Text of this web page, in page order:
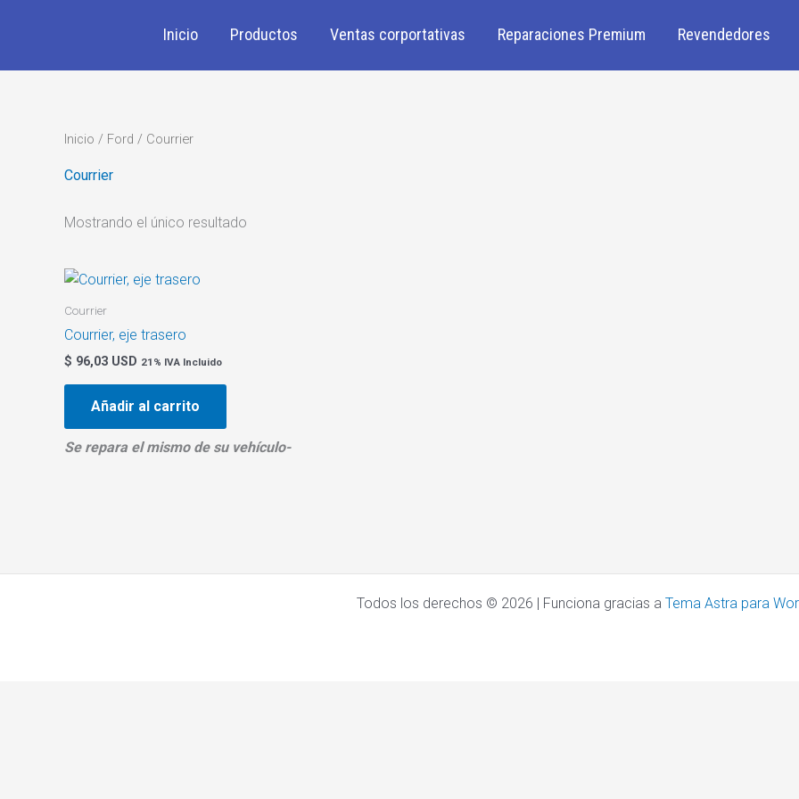
Inicio Productos Ventas corportativas Reparaciones Premium Revendedores
Inicio / Ford / Courrier
Courrier
Mostrando el único resultado
Courrier
Courrier, eje trasero
$ 96,03 USD 21% IVA Incluido
Añadir al carrito
Se repara el mismo de su vehículo-
Todos los derechos © 2026 | Funciona gracias a Tema Astra para